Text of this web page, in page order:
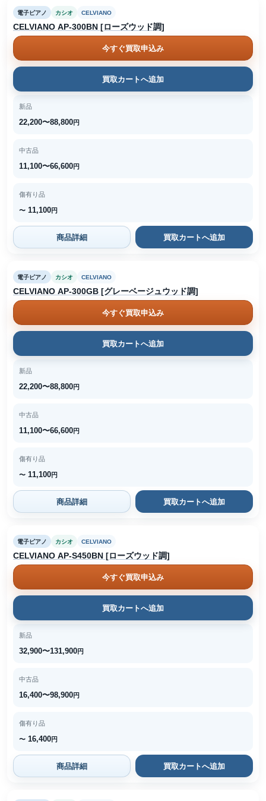
電子ピアノ カシオ CELVIANO
CELVIANO AP-300BN [ローズウッド調]
今すぐ買取申込み
買取カートへ追加
新品
22,200〜88,800円
中古品
11,100〜66,600円
傷有り品
〜 11,100円
商品詳細 買取カートへ追加
電子ピアノ カシオ CELVIANO
CELVIANO AP-300GB [グレーベージュウッド調]
今すぐ買取申込み
買取カートへ追加
新品
22,200〜88,800円
中古品
11,100〜66,600円
傷有り品
〜 11,100円
商品詳細 買取カートへ追加
電子ピアノ カシオ CELVIANO
CELVIANO AP-S450BN [ローズウッド調]
今すぐ買取申込み
買取カートへ追加
新品
32,900〜131,900円
中古品
16,400〜98,900円
傷有り品
〜 16,400円
商品詳細 買取カートへ追加